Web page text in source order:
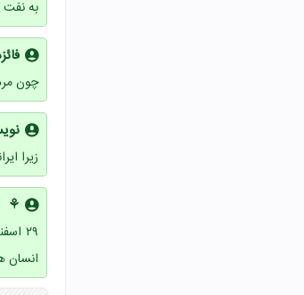
به نفت
چون
زیرا
⚘
۲۹
انسان